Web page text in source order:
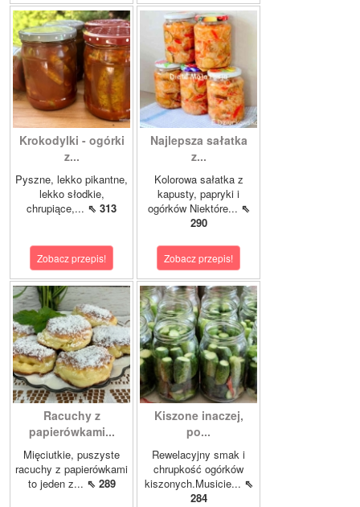
Krokodylki - ogórki
z...
Pyszne, lekko pikantne,
lekko słodkie,
chrupiące,... ⇖ 313
Zobacz przepis!
Najlepsza sałatka
z...
Kolorowa sałatka z
kapusty, papryki i
ogórków Niektóre... ⇖
290
Zobacz przepis!
Racuchy z
papierówkami...
Mięciutkie, puszyste
racuchy z papierówkami
to jeden z... ⇖ 289
Kiszone inaczej,
po...
Rewelacyjny smak i
chrupkość ogórków
kiszonych.Musicie... ⇖
284